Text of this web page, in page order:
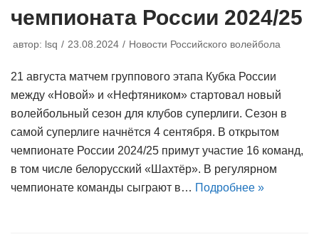
чемпионата России 2024/25
автор: lsq 23.08.2024 Новости Российского волейбола
21 августа матчем группового этапа Кубка России
между «Новой» и «Нефтяником» стартовал новый
волейбольный сезон для клубов суперлиги. Сезон в
самой суперлиге начнётся 4 сентября. В открытом
чемпионате России 2024/25 примут участие 16 команд,
в том числе белорусский «Шахтёр». В регулярном
чемпионате команды сыграют в… Подробнее »